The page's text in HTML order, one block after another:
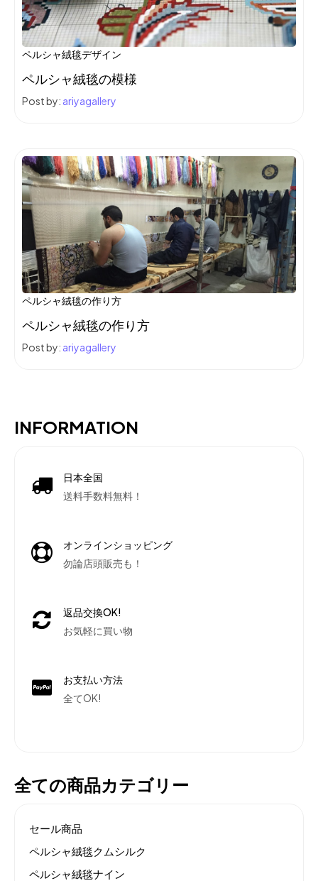
ペルシャ絨毯デザイン
ペルシャ絨毯の模様
Post by: ariyagallery
ペルシャ絨毯の作り方
ペルシャ絨毯の作り方
Post by: ariyagallery
INFORMATION
日本全国
送料手数料無料！
オンラインショッピング
勿論店頭販売も！
返品交換OK!
お気軽に買い物
お支払い方法
全てOK!
全ての商品カテゴリー
セール商品
ペルシャ絨毯クムシルク
ペルシャ絨毯ナイン